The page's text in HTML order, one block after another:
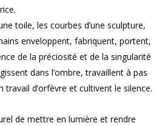
toile, les courbes d’une sculpture,
enveloppent, fabriquent, portent,
de la préciosité et de la singularité
dans l’ombre, travaillent à pas
d’orfèvre et cultivent le silence.
de mettre en lumière et rendre